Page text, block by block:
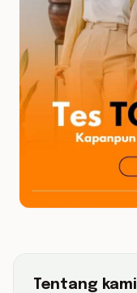
Tentang kami